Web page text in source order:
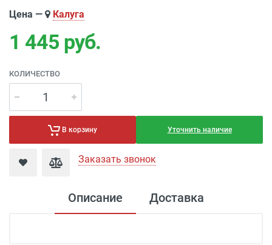
Цена — Калуга
1 445 руб.
КОЛИЧЕСТВО
В корзину Уточнить наличие
Заказать звонок
Описание Доставка